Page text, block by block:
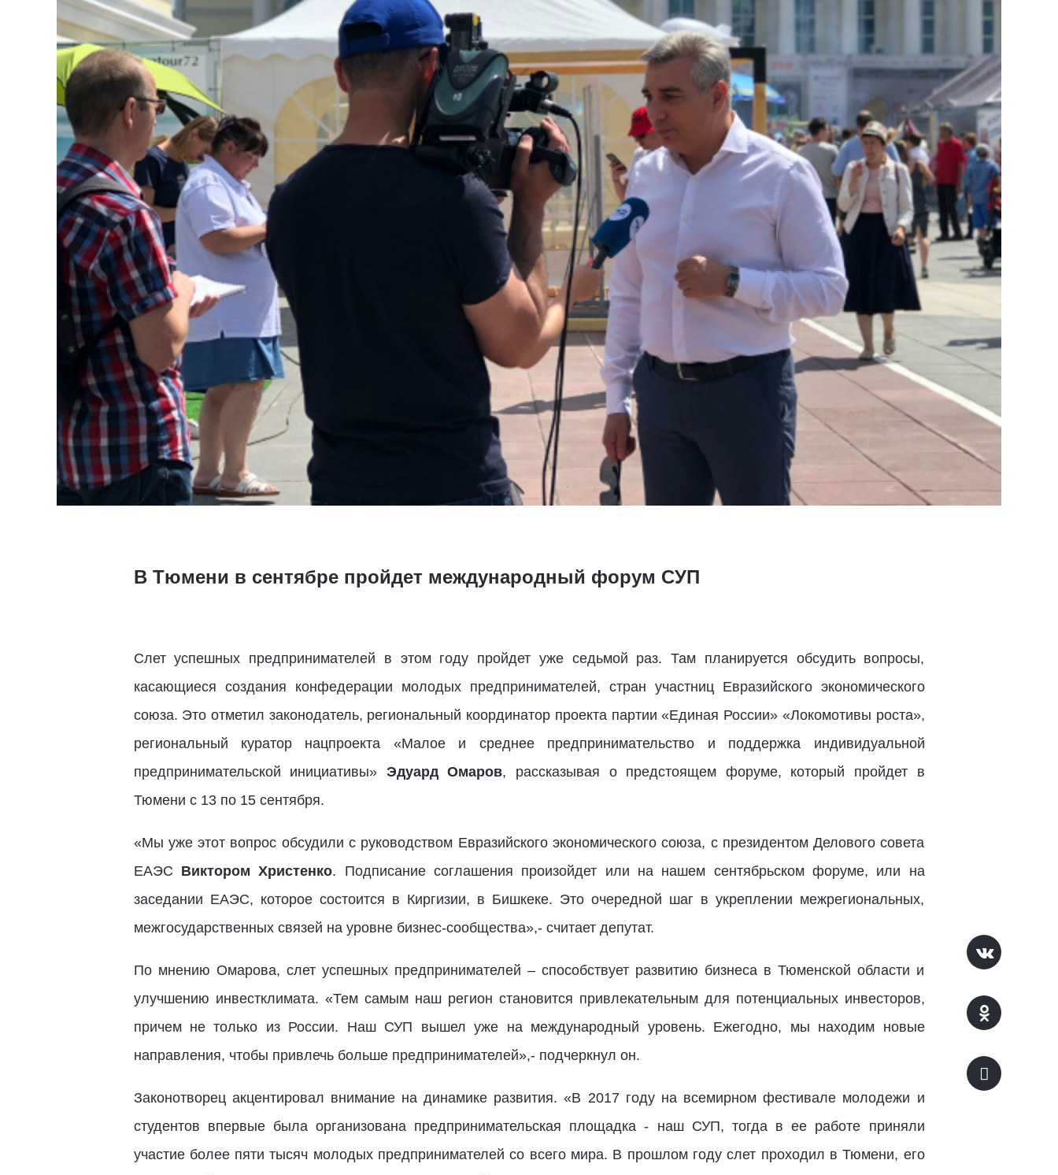
В Тюмени в сентябре пройдет международный форум СУП
Слет успешных предпринимателей в этом году пройдет уже седьмой раз. Там планируется обсудить вопросы,
касающиеся создания конфедерации молодых предпринимателей, стран участниц Евразийского экономического
союза. Это отметил законодатель, региональный координатор проекта партии «Единая России» «Локомотивы роста»,
региональный куратор нацпроекта «Малое и среднее предпринимательство и поддержка индивидуальной
предпринимательской инициативы» Эдуард Омаров, рассказывая о предстоящем форуме, который пройдет в
Тюмени с 13 по 15 сентября.
«Мы уже этот вопрос обсудили с руководством Евразийского экономического союза, с президентом Делового совета
ЕАЭС Виктором Христенко. Подписание соглашения произойдет или на нашем сентябрьском форуме, или на
заседании ЕАЭС, которое состоится в Киргизии, в Бишкеке. Это очередной шаг в укреплении межрегиональных,
межгосударственных связей на уровне бизнес-сообщества»,- считает депутат.
По мнению Омарова, слет успешных предпринимателей – способствует развитию бизнеса в Тюменской области и
улучшению инвестклимата. «Тем самым наш регион становится привлекательным для потенциальных инвесторов,
причем не только из России. Наш СУП вышел уже на международный уровень. Ежегодно, мы находим новые
направления, чтобы привлечь больше предпринимателей»,- подчеркнул он.
Законотворец акцентировал внимание на динамике развития. «В 2017 году на всемирном фестивале молодежи и
студентов впервые была организована предпринимательская площадка - наш СУП, тогда в ее работе приняли
участие более пяти тысяч молодых предпринимателей со всего мира. В прошлом году слет проходил в Тюмени, его